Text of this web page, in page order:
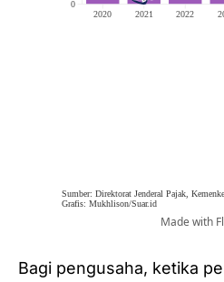
Bagi pengusaha, ketika